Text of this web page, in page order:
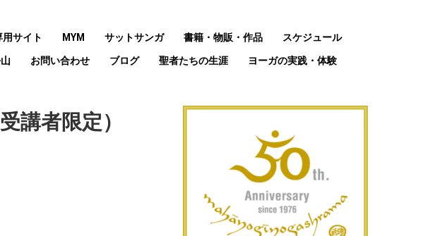
サイト MYM サットサンガ 書籍・物販・作品 スケジュール
お問い合わせ ブログ 聖者たちの生涯 ヨーガの実践・体験
講者限定）